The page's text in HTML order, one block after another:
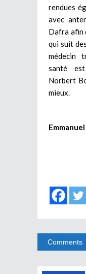
rendues
avec
Dafra afin
qui suit
médecin
santé
Norbert
mieux.
Comments